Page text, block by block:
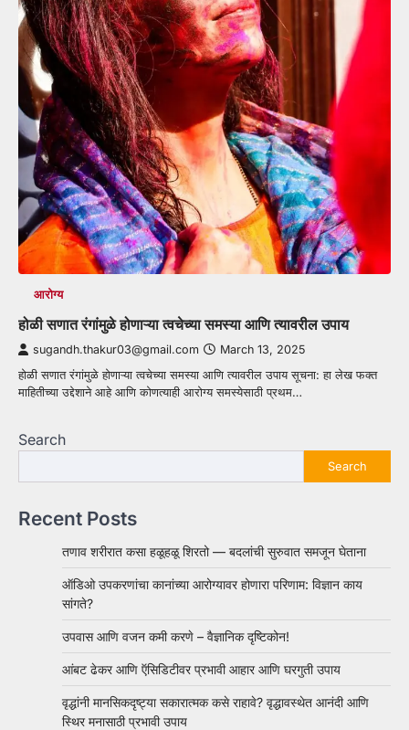
आरोग्य
होळी सणात रंगांमुळे होणाऱ्या त्वचेच्या समस्या आणि त्यावरील उपाय
sugandh.thakur03@gmail.com March 13, 2025
होळी सणात रंगांमुळे होणाऱ्या त्वचेच्या समस्या आणि त्यावरील उपाय सूचना: हा लेख फक्त
माहितीच्या उद्देशाने आहे आणि कोणत्याही आरोग्य समस्येसाठी प्रथम…
Search
Search
Recent Posts
तणाव शरीरात कसा हळूहळू शिरतो — बदलांची सुरुवात समजून घेताना
ऑडिओ उपकरणांचा कानांच्या आरोग्यावर होणारा परिणाम: विज्ञान काय
सांगते?
उपवास आणि वजन कमी करणे – वैज्ञानिक दृष्टिकोन!
आंबट ढेकर आणि ऍसिडिटीवर प्रभावी आहार आणि घरगुती उपाय
वृद्धांनी मानसिकदृष्ट्या सकारात्मक कसे राहावे? वृद्धावस्थेत आनंदी आणि
स्थिर मनासाठी प्रभावी उपाय